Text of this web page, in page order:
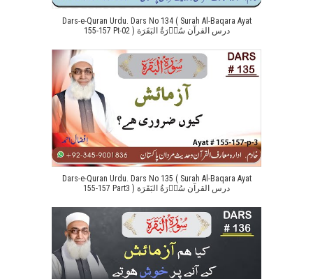
Dars-e-Quran Urdu. Dars No 134 ( Surah Al-Baqara Ayat
155-157 Pt-02 ) درس القرآن سُوۡرَةُ البَقَرَة
Dars-e-Quran Urdu. Dars No 135 ( Surah Al-Baqara Ayat
155-157 Part3 ) درس القرآن سُوۡرَةُ البَقَرَة